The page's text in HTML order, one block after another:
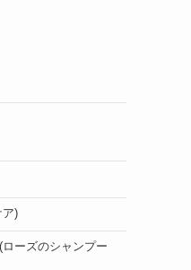
ア)
ーズのシャンプー